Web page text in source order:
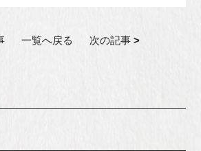
一覧へ戻る 次の記事>